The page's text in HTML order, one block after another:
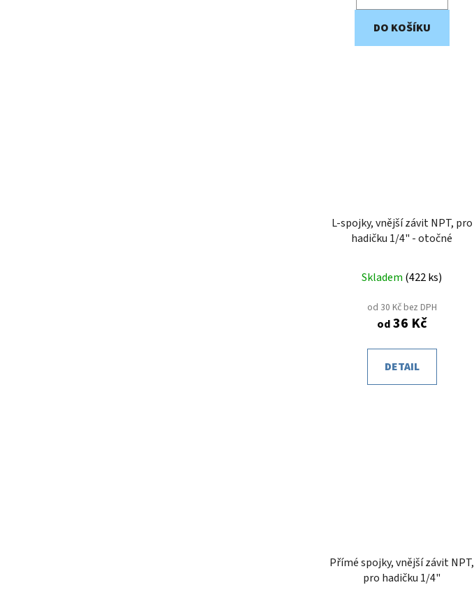
DO KOŠÍKU
L-spojky, vnější závit NPT, pro
hadičku 1/4" - otočné
Skladem (422 ks)
od 30 Kč bez DPH
od36 Kč
DETAIL
Přímé spojky, vnější závit NPT,
pro hadičku 1/4"